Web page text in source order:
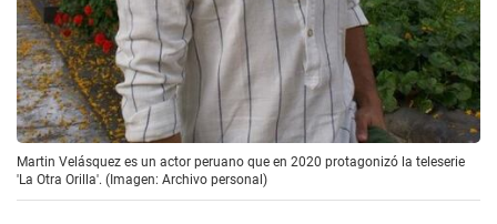
Martin Velásquez es un actor peruano que en 2020 protagonizó la teleserie
'La Otra Orilla'. (Imagen: Archivo personal)